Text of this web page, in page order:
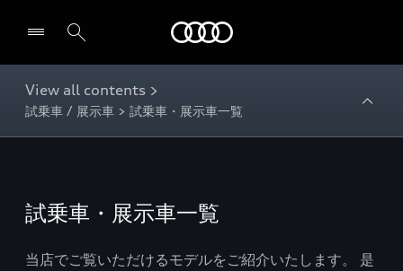
View all contents >
試乗車 / 展示車 > 試乗車・展示車一覧
試乗車・展示車一覧
当店でご覧いただけるモデルをご紹介いたします。 是